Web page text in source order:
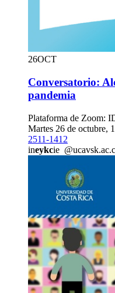
26OCT
Conversatorio:
pandemia
Plataforma de Zoom:
Martes 26 de octubre,
2511-1412
ineykcie @ucavsk